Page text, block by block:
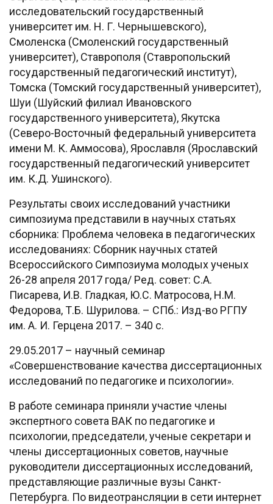
исследовательский государственный
университет им. Н. Г. Чернышевского),
Смоленска (Смоленский государственный
университет), Ставрополя (Ставропольский
государственный педагогический институт),
Томска (Томский государственный университет),
Шуи (Шуйский филиал Ивановского
государственного университета), Якутска
(Северо-Восточный федеральный университета
имени М. К. Аммосова), Ярославля (Ярославский
государственный педагогический университет
им. К.Д. Ушинского).
Результаты своих исследований участники
симпозиума представили в научных статьях
сборника: Проблема человека в педагогических
исследованиях: Сборник научных статей
Всероссийского Симпозиума молодых ученых
26-28 апреля 2017 года/ Ред. совет: С.А.
Писарева, И.В. Гладкая, Ю.С. Матросова, Н.М.
Федорова, Т.Б. Шурилова. – СПб.: Изд-во РГПУ
им. А. И. Герцена 2017. – 340 с.
29.05.2017 – научный семинар
«Совершенствование качества диссертационных
исследований по педагогике и психологии».
В работе семинара приняли участие члены
экспертного совета ВАК по педагогике и
психологии, председатели, ученые секретари и
члены диссертационных советов, научные
руководители диссертационных исследований,
представляющие различные вузы Санкт-
Петербурга. По видеотрансляции в сети интернет